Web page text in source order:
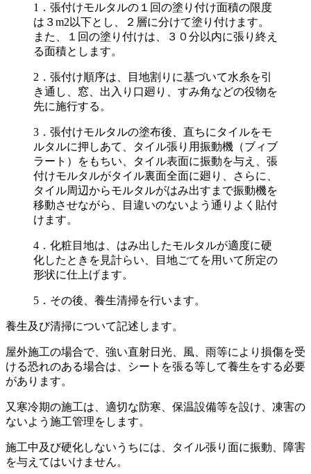
1．張付けモルタルの１回の塗り付け面積の限度
は３m2以下とし、２層に分けて塗り付けます。
また、１回の塗り付けは、３０分以内に張り終え
る面積とします。
2．張付け順序は、目地割りに基づいて水糸を引
き通し、窓、出入り口廻り、すみ角などの役物を
先に施行する。
3．張付けモルタルの塗布後、直ちにタイルをモ
ルタルに押しあて、タイル張り用振動機（ブィブ
ラート）をもちい、タイル表面に振動を与え、張
付けモルタルがタイル裏面全面に廻り、さらに、
タイル周辺からモルタルがはみ出すまで振動機を
移動させながら、目違いのないよう通りよく貼付
けます。
4．化粧目地は、はみ出したモルタルが適度に硬
化したときを見計らい、目地ごてを用いて所定の
形状に仕上げます。
5．その後、養生清掃を行います。
養生及び清掃について記述します。
屋外施工の場合で、強い直射日光、風、雨等により損傷を受
ける恐れのある場合は、シートを張る等して養生をする必要
があります。
又寒冷期の施工は、適切な防寒、保温設備等を設け、凍害の
ないよう施工管理をします。
施工中及び硬化しないうちには、タイル張り面に振動、障害
を与えてはいけません。